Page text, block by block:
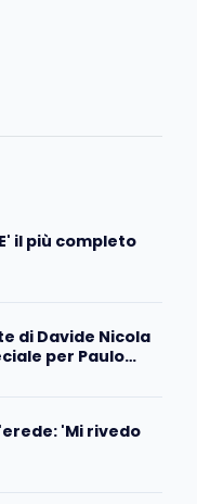
il più completo
di Davide Nicola
per Paulo
'Mi rivedo